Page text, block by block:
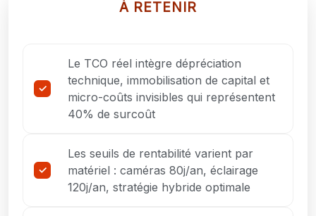
À RETENIR
Le TCO réel intègre dépréciation
technique, immobilisation de capital et
micro-coûts invisibles qui représentent
40% de surcoût
Les seuils de rentabilité varient par
matériel : caméras 80j/an, éclairage
120j/an, stratégie hybride optimale